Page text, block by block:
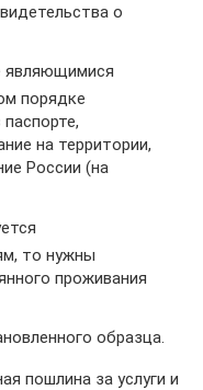
о
являющимися
порядке
на территории,
России (на
то нужны
проживания
образца.
пошлина за услуги и